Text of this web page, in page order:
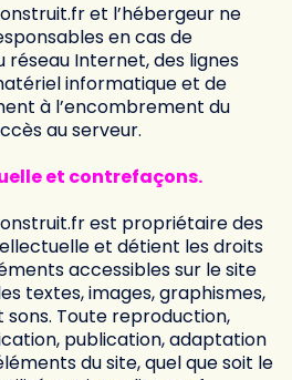
et l’hébergeur ne
en cas de
Internet, des lignes
informatique et de
à l’encombrement du
au serveur.
et contrefaçons.
est propriétaire des
et détient les droits
accessibles sur le site
textes, images, graphismes,
sons. Toute reproduction,
publication, adaptation
du site, quel que soit le